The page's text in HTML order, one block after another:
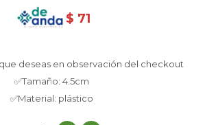
$ 71
deseas en observación del checkout
✅Tamaño: 4.5cm
✅Material: plástico